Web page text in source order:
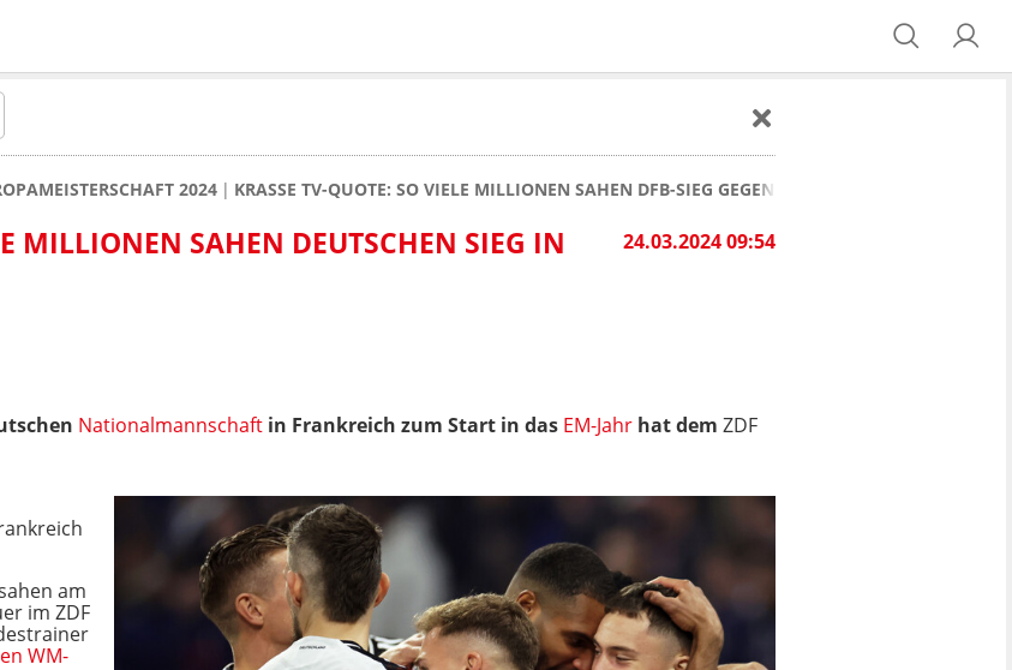
2024 KRASSE TV-QUOTE: SO VIELE MILLIONEN SAHEN DFB-SIEG GEGEN FRANKREICH!
24.03.2024 09:54
MILLIONEN SAHEN DEUTSCHEN SIEG IN
Nationalmannschaft in Frankreich zum Start in das EM-Jahr hat dem ZDF
am
im ZDF
WM-